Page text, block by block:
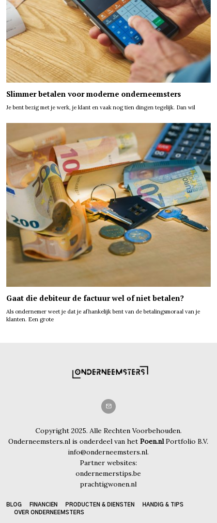
Slimmer betalen voor moderne onderneemsters
Je bent bezig met je werk, je klant en vaak nog tien dingen tegelijk. Dan wil
Gaat die debiteur de factuur wel of niet betalen?
Als ondernemer weet je dat je afhankelijk bent van de betalingsmoraal van je
klanten. Een grote
Copyright 2025. Alle Rechten Voorbehouden.
Onderneemsters.nl is onderdeel van hetPoen.nlPortfolio B.V.
info@onderneemsters.nl.
Partner websites:
ondernemerstips.be
prachtigwonen.nl
BLOG FINANCIËN PRODUCTEN & DIENSTEN
HANDIG & TIPS
OVER ONDERNEEMSTERS